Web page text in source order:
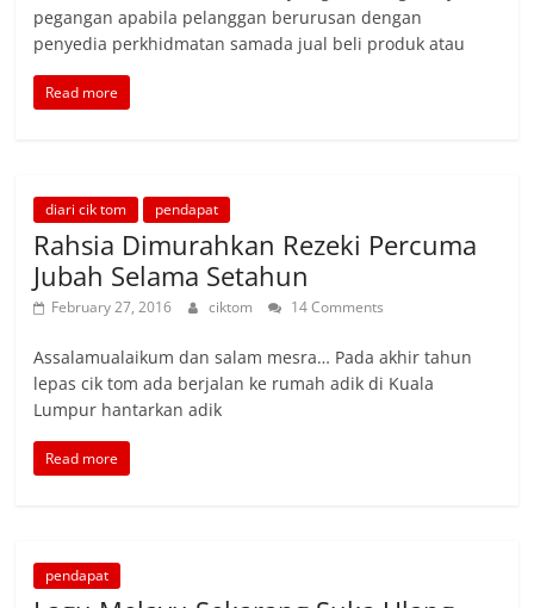
pegangan apabila pelanggan berurusan dengan
penyedia perkhidmatan samada jual beli produk atau
Read more
diari cik tom pendapat
Rahsia Dimurahkan Rezeki Percuma
Jubah Selama Setahun
February 27, 2016 ciktom 14 Comments
Assalamualaikum dan salam mesra… Pada akhir tahun
lepas cik tom ada berjalan ke rumah adik di Kuala
Lumpur hantarkan adik
Read more
pendapat